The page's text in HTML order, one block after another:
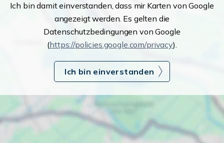
Ich bin damit einverstanden, dass mir Karten von Google
angezeigt werden. Es gelten die
Datenschutzbedingungen von Google
(https://policies.google.com/privacy).
Ich bin einverstanden